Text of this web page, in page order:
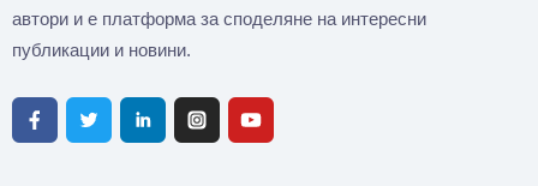
автори и е платформа за споделяне на интересни
публикации и новини.